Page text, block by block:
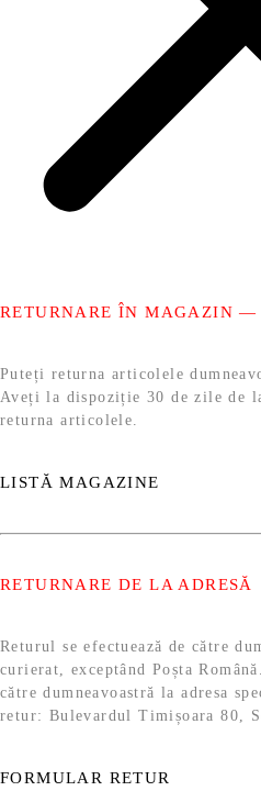
RETURNARE ÎN MAGAZIN —
Puteți returna articolele
Aveți la dispoziție 30 de zile de
returna articolele.
LISTĂ MAGAZINE
RETURNARE DE LA ADRESĂ
Returul se efectuează de către
curierat, exceptând Poșta
către dumneavoastră la adresa
retur: Bulevardul Timișoara 80,
FORMULAR RETUR